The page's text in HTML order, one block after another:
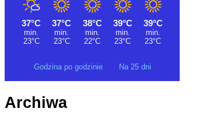
Godzina po godzinie Na 25 dni
Archiwa